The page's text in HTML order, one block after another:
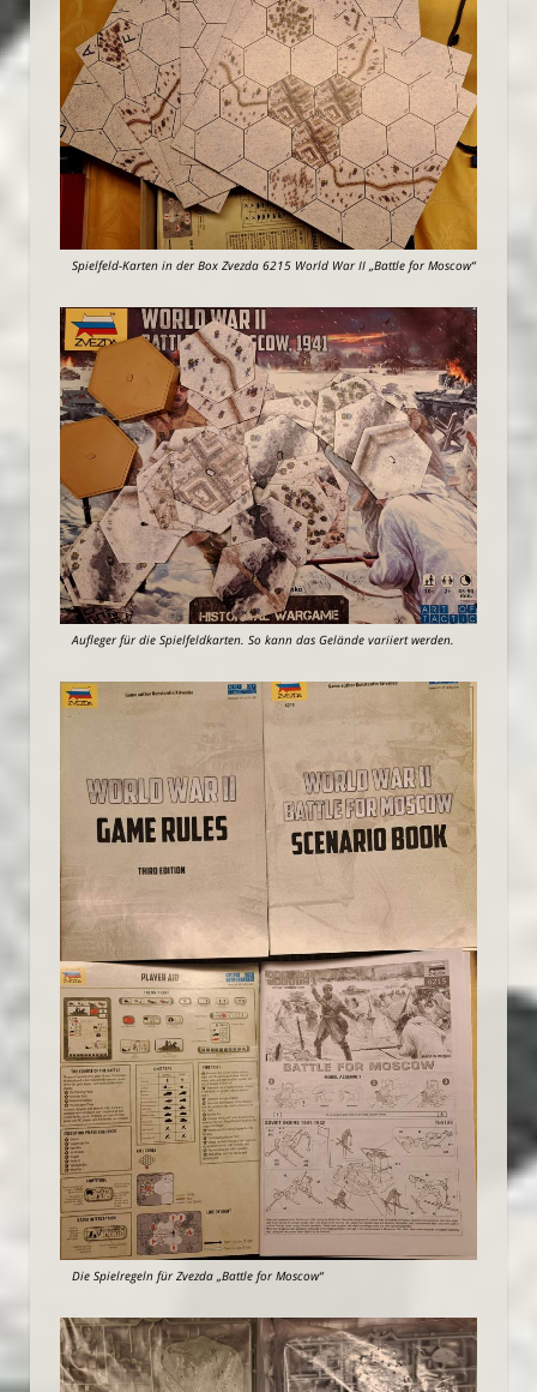
Spielfeld-Karten in der Box Zvezda 6215 World War II „Battle for Moscow“
Aufleger für die Spielfeldkarten. So kann das Gelände variiert werden.
Die Spielregeln für Zvezda „Battle for Moscow“